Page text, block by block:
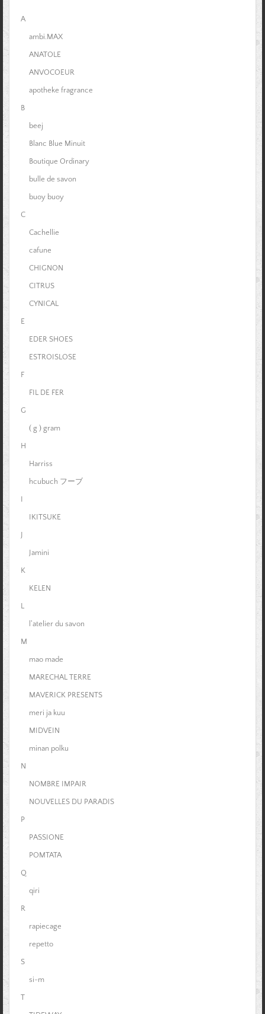
A
ambi.MAX
ANATOLE
ANVOCOEUR
apotheke fragrance
B
beej
Blanc Blue Minuit
Boutique Ordinary
bulle de savon
buoy buoy
C
Cachellie
cafune
CHIGNON
CITRUS
CYNICAL
E
EDER SHOES
ESTROISLOSE
F
FIL DE FER
G
( g ) gram
H
Harriss
hcubuch フーブ
I
IKITSUKE
J
Jamini
K
KELEN
L
l'atelier du savon
M
mao made
MARECHAL TERRE
MAVERICK PRESENTS
meri ja kuu
MIDVEIN
minan polku
N
NOMBRE IMPAIR
NOUVELLES DU PARADIS
P
PASSIONE
POMTATA
Q
qiri
R
rapiecage
repetto
S
si-m
T